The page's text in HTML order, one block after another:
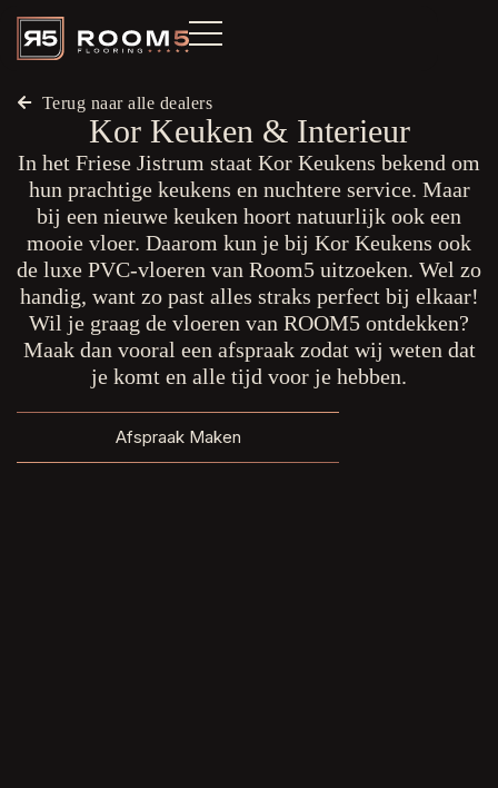
Terug naar alle dealers
Kor Keuken & Interieur
In het Friese Jistrum staat Kor Keukens bekend om
hun prachtige keukens en nuchtere service. Maar
bij een nieuwe keuken hoort natuurlijk ook een
mooie vloer. Daarom kun je bij Kor Keukens ook
de luxe PVC-vloeren van Room5 uitzoeken. Wel zo
handig, want zo past alles straks perfect bij elkaar!
Wil je graag de vloeren van ROOM5 ontdekken?
Maak dan vooral een afspraak zodat wij weten dat
je komt en alle tijd voor je hebben.
Afspraak Maken